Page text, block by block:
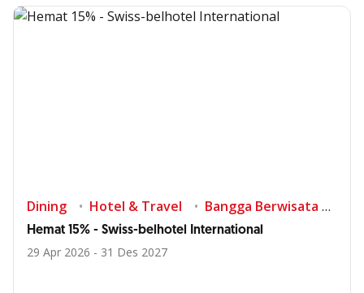
Dining Hotel & Travel Bangga Berwisata di Indonesia
Hemat 15% - Swiss-belhotel International
29 Apr 2026 - 31 Des 2027